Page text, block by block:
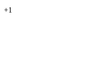
+1